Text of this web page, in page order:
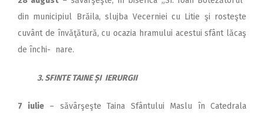
din municipiul Brăila, slujba Vecerniei cu Litie şi rosteşte
cuvânt de învăţătură, cu ocazia hramului acestui sfânt lăcaş
de închi- nare.
3. SFINTE TAINEȘI IERURGII
7 iulie– săvârşeşte Taina Sfântului Maslu în Catedrala